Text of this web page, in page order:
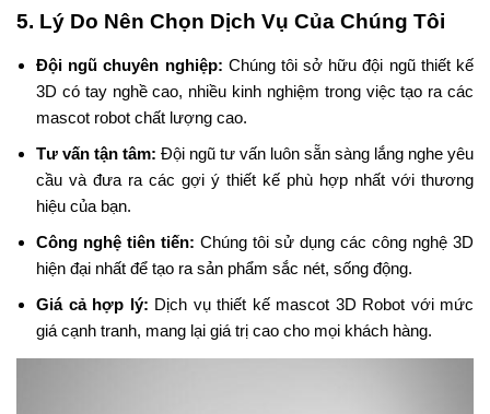
5. Lý Do Nên Chọn Dịch Vụ Của Chúng Tôi
Đội ngũ chuyên nghiệp: Chúng tôi sở hữu đội ngũ thiết kế
3D có tay nghề cao, nhiều kinh nghiệm trong việc tạo ra các
mascot robot chất lượng cao.
Tư vấn tận tâm: Đội ngũ tư vấn luôn sẵn sàng lắng nghe yêu
cầu và đưa ra các gợi ý thiết kế phù hợp nhất với thương
hiệu của bạn.
Công nghệ tiên tiến: Chúng tôi sử dụng các công nghệ 3D
hiện đại nhất để tạo ra sản phẩm sắc nét, sống động.
Giá cả hợp lý: Dịch vụ thiết kế mascot 3D Robot với mức
giá cạnh tranh, mang lại giá trị cao cho mọi khách hàng.